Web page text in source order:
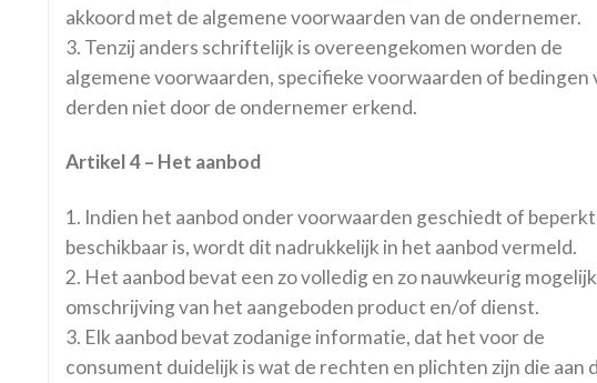
akkoord met de algemene voorwaarden van de ondernemer.
3. Tenzij anders schriftelijk is overeengekomen worden de
algemene voorwaarden, specifieke voorwaarden of bedingen
derden niet door de ondernemer erkend.
Artikel 4 – Het aanbod
1. Indien het aanbod onder voorwaarden geschiedt of beperkt
beschikbaar is, wordt dit nadrukkelijk in het aanbod vermeld.
2. Het aanbod bevat een zo volledig en zo nauwkeurig
omschrijving van het aangeboden product en/of dienst.
3. Elk aanbod bevat zodanige informatie, dat het voor de
consument duidelijk is wat de rechten en plichten zijn die aan